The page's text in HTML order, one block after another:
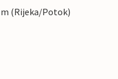
(Rijeka/Potok)